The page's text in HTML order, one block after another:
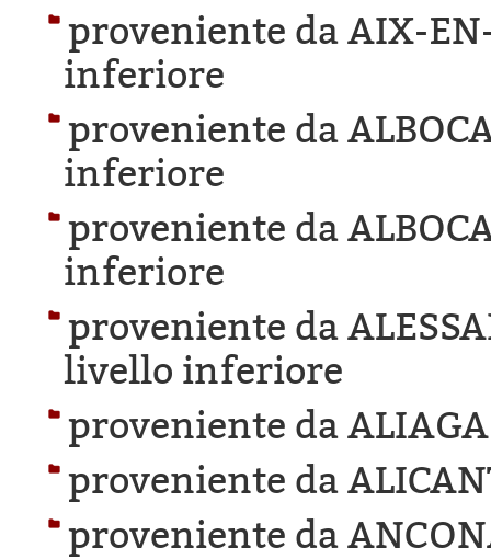
proveniente da AIX-
inferiore
proveniente da
inferiore
proveniente da
inferiore
proveniente da
livello inferiore
proveniente da
proveniente da
proveniente da